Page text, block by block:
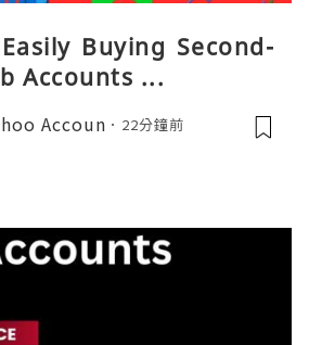
Buying Second-
Accounts ...
Accoun 22分鐘前